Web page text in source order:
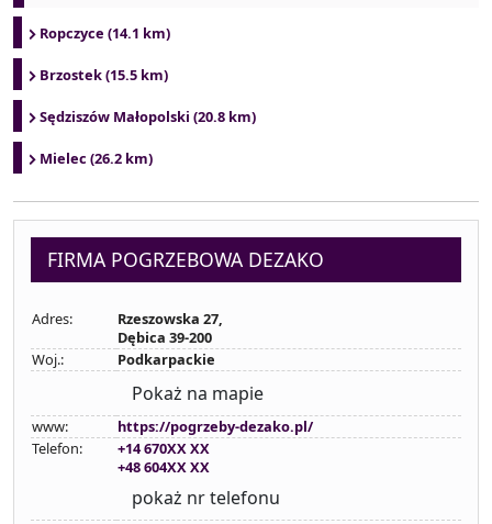
Ropczyce (14.1 km)
Brzostek (15.5 km)
Sędziszów Małopolski (20.8 km)
Mielec (26.2 km)
FIRMA POGRZEBOWA DEZAKO
Adres:
Rzeszowska 27,
Dębica 39-200
Woj.:
Podkarpackie
Pokaż na mapie
www:
https://pogrzeby-dezako.pl/
Telefon:
+14 670XX XX
+48 604XX XX
pokaż nr telefonu